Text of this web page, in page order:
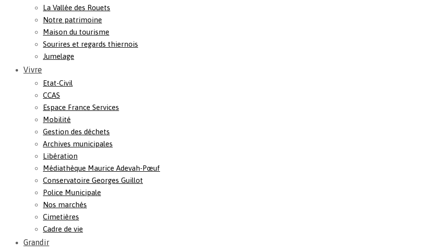
La Vallée des Rouets
Notre patrimoine
Maison du tourisme
Sourires et regards thiernois
Jumelage
Vivre
Etat-Civil
CCAS
Espace France Services
Mobilité
Gestion des déchets
Archives municipales
Libération
Médiathèque Maurice Adevah-Pœuf
Conservatoire Georges Guillot
Police Municipale
Nos marchés
Cimetières
Cadre de vie
Grandir